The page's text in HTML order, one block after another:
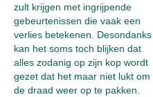
zult krijgen met ingrijpende
gebeurtenissen die vaak een
verlies betekenen. Desondanks
kan het soms toch blijken dat
alles zodanig op zijn kop wordt
gezet dat het maar niet lukt om
de draad weer op te pakken.